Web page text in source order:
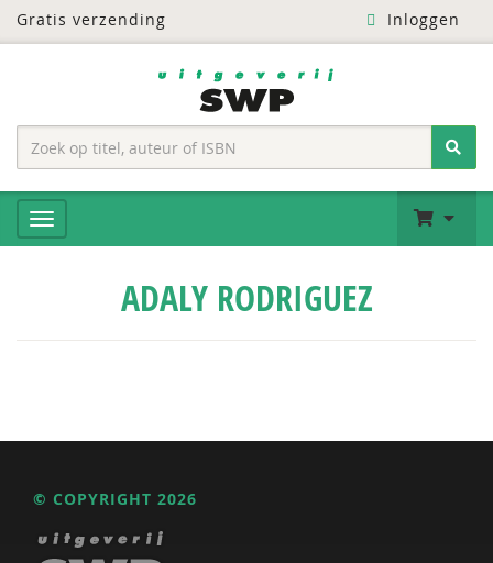
Gratis verzending Inloggen
ADALY RODRIGUEZ
© COPYRIGHT 2026